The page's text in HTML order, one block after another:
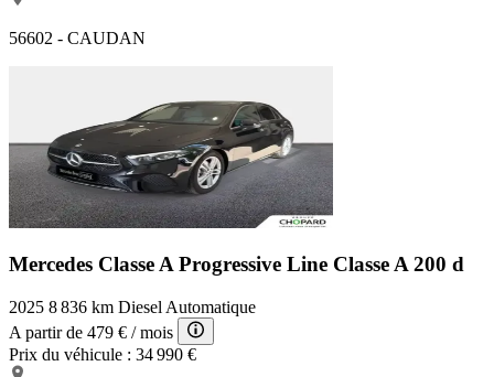
56602 - CAUDAN
Mercedes Classe A Progressive Line Classe A 200 d
2025 8 836 km Diesel Automatique
A partir de 479 € / mois
Prix du véhicule : 34 990 €